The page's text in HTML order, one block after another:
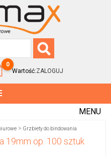
0
Wartość:ZALOGUJ
MENU
> Grzbiety do bindowania
19mm op. 100 sztuk